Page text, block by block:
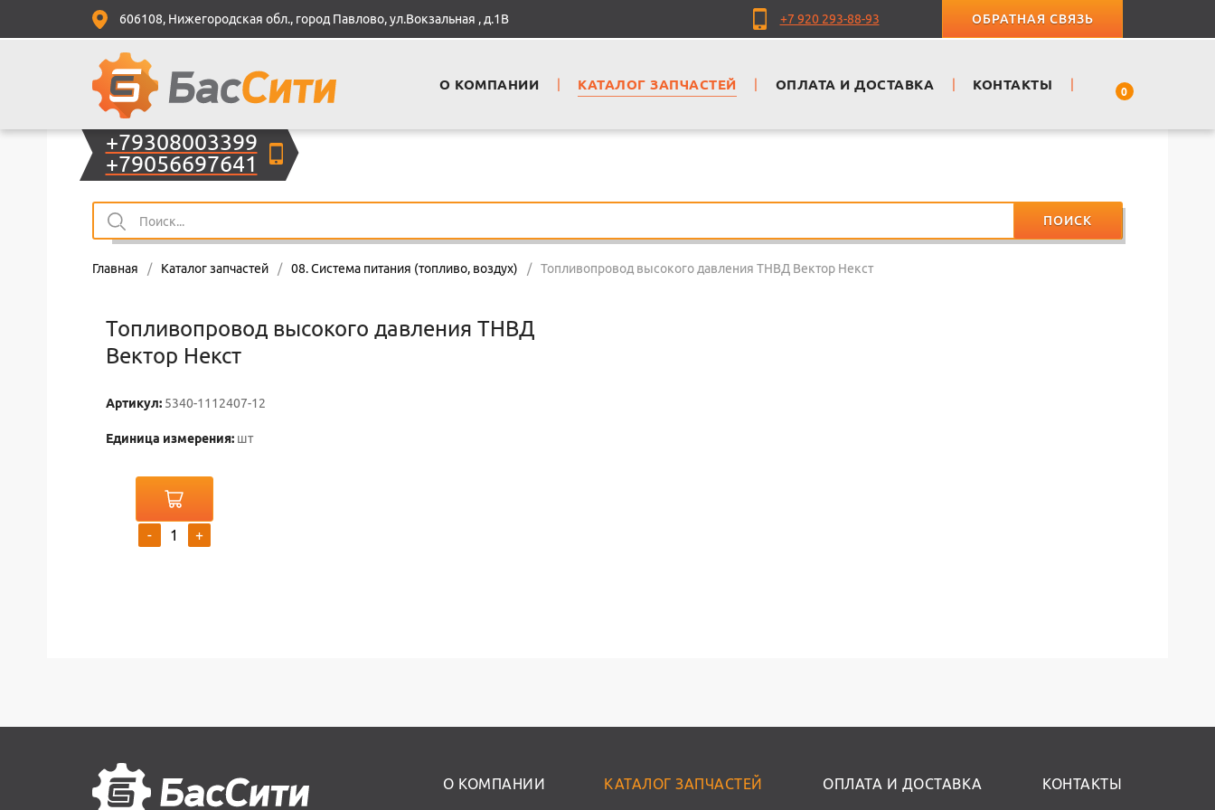
+79308003399
+79056697641
ПОИСК
Главная / Каталог запчастей / 08. Система питания (топливо, воздух) / Топливопровод высокого давления ТНВД Вектор Некст
Топливопровод высокого давления ТНВД
Вектор Некст
Артикул: 5340-1112407-12
Единица измерения: шт
- +
О КОМПАНИИ КАТАЛОГ ЗАПЧАСТЕЙ ОПЛАТА И ДОСТАВКА КОНТАКТЫ
606108, Нижегородская обл., город Павлово, ул.Вокзальная , д.1В +7 920 293-88-93 ОБРАТНАЯ СВЯЗЬ
О КОМПАНИИ КАТАЛОГ ЗАПЧАСТЕЙ ОПЛАТА И ДОСТАВКА КОНТАКТЫ 0